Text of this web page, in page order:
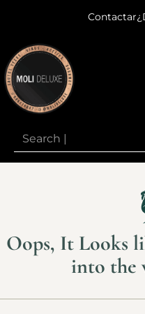
Contactar
Oops, It Looks
into the